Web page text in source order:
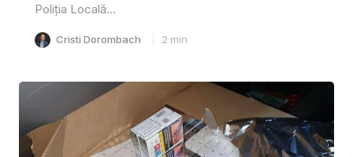
Poliția Locală...
Cristi Dorombach 2 min